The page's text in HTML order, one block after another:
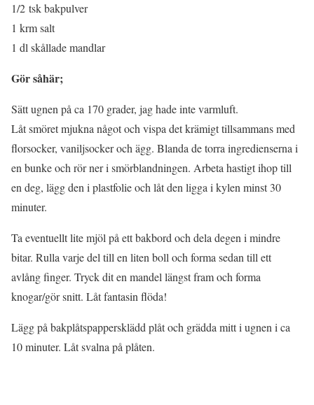
1/2 tsk bakpulver
1 krm salt
1 dl skållade mandlar
Gör såhär;
Sätt ugnen på ca 170 grader, jag hade inte varmluft.
Låt smöret mjukna något och vispa det krämigt tillsammans med
florsocker, vaniljsocker och ägg. Blanda de torra ingredienserna i
en bunke och rör ner i smörblandningen. Arbeta hastigt ihop till
en deg, lägg den i plastfolie och låt den ligga i kylen minst 30
minuter.
Ta eventuellt lite mjöl på ett bakbord och dela degen i mindre
bitar. Rulla varje del till en liten boll och forma sedan till ett
avlång finger. Tryck dit en mandel längst fram och forma
knogar/gör snitt. Låt fantasin flöda!
Lägg på bakplåtspappersklädd plåt och grädda mitt i ugnen i ca
10 minuter. Låt svalna på plåten.